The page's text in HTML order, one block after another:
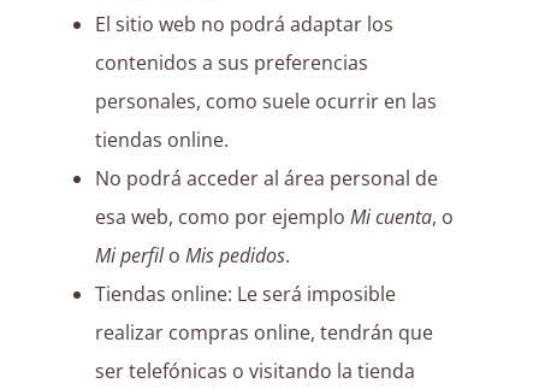
El sitio web no podrá adaptar los
contenidos a sus preferencias
personales, como suele ocurrir en las
tiendas online.
No podrá acceder al área personal de
esa web, como por ejemplo Mi cuenta, o
Mi perfilo Mis pedidos.
Tiendas online: Le será imposible
realizar compras online, tendrán que
ser telefónicas o visitando la tienda